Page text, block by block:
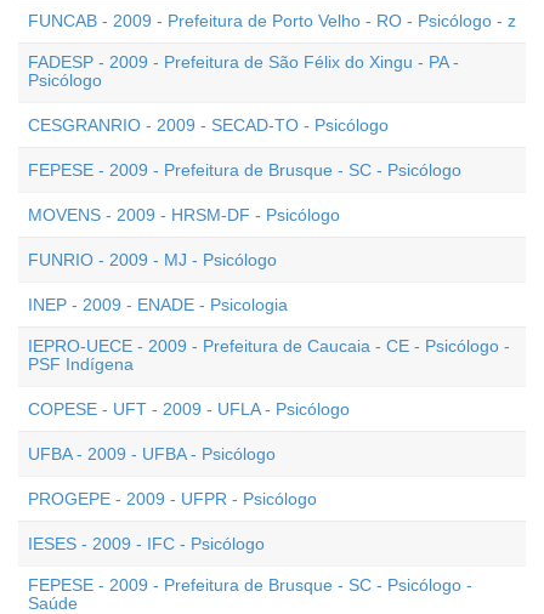
FUNCAB - 2009 - Prefeitura de Porto Velho - RO - Psicólogo - z
FADESP - 2009 - Prefeitura de São Félix do Xingu - PA -
Psicólogo
CESGRANRIO - 2009 - SECAD-TO - Psicólogo
FEPESE - 2009 - Prefeitura de Brusque - SC - Psicólogo
MOVENS - 2009 - HRSM-DF - Psicólogo
FUNRIO - 2009 - MJ - Psicólogo
INEP - 2009 - ENADE - Psicologia
IEPRO-UECE - 2009 - Prefeitura de Caucaia - CE - Psicólogo -
PSF Indígena
COPESE - UFT - 2009 - UFLA - Psicólogo
UFBA - 2009 - UFBA - Psicólogo
PROGEPE - 2009 - UFPR - Psicólogo
IESES - 2009 - IFC - Psicólogo
FEPESE - 2009 - Prefeitura de Brusque - SC - Psicólogo -
Saúde